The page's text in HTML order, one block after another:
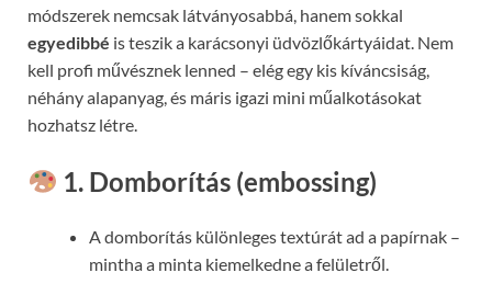
módszerek nemcsak látványosabbá, hanem sokkal
egyedibbé is teszik a karácsonyi üdvözlőkártyáidat. Nem
kell profi művésznek lenned – elég egy kis kíváncsiság,
néhány alapanyag, és máris igazi mini műalkotásokat
hozhatsz létre.
1. Domborítás (embossing)
A domborítás különleges textúrát ad a papírnak –
mintha a minta kiemelkedne a felületről.